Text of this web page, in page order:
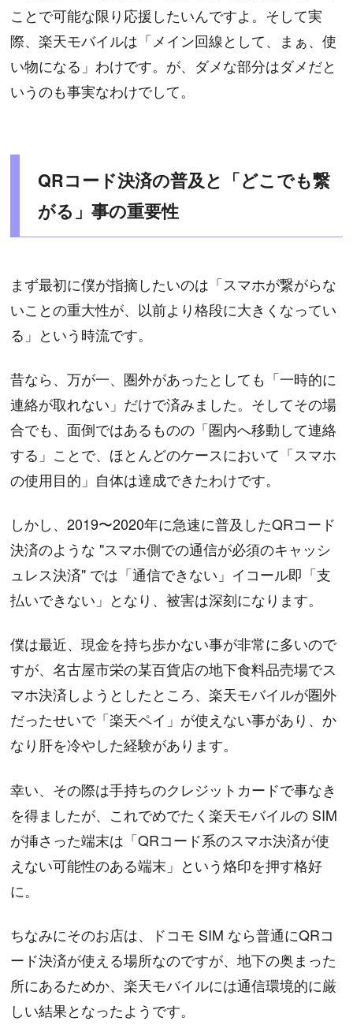
ことで可能な限り応援したいんですよ。そして実
際、楽天モバイルは「メイン回線として、まぁ、使
い物になる」わけです。が、ダメな部分はダメだと
いうのも事実なわけでして。
QRコード決済の普及と「どこでも繋
がる」事の重要性
まず最初に僕が指摘したいのは「スマホが繋がらな
いことの重大性が、以前より格段に大きくなってい
る」という時流です。
昔なら、万が一、圏外があったとしても「一時的に
連絡が取れない」だけで済みました。そしてその場
合でも、面倒ではあるものの「圏内へ移動して連絡
する」ことで、ほとんどのケースにおいて「スマホ
の使用目的」自体は達成できたわけです。
しかし、2019〜2020年に急速に普及したQRコード
決済のような "スマホ側での通信が必須のキャッシ
ュレス決済" では「通信できない」イコール即「支
払いできない」となり、被害は深刻になります。
僕は最近、現金を持ち歩かない事が非常に多いので
すが、名古屋市栄の某百貨店の地下食料品売場でス
マホ決済しようとしたところ、楽天モバイルが圏外
だったせいで「楽天ペイ」が使えない事があり、か
なり肝を冷やした経験があります。
幸い、その際は手持ちのクレジットカードで事なき
を得ましたが、これでめでたく楽天モバイルの SIM
が挿さった端末は「QRコード系のスマホ決済が使
えない可能性のある端末」という烙印を押す格好
に。
ちなみにそのお店は、ドコモ SIM なら普通にQRコ
ード決済が使える場所なのですが、地下の奥まった
所にあるためか、楽天モバイルには通信環境的に厳
しい結果となったようです。